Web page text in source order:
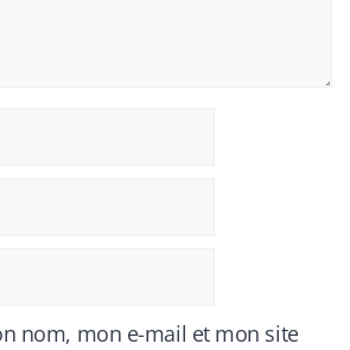
nom, mon e-mail et mon site